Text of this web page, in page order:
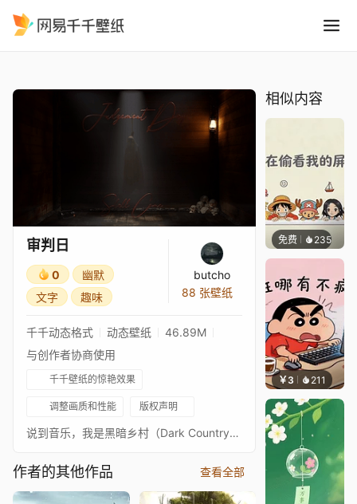
审判日
0
幽默
文字
趣味
butcho
88 张壁纸
千千动态格式 动态壁纸
46.89M
与创作者协商使用
千千壁纸的惊艳效果
调整画质和性能 版权声明
说到音乐，我是黑暗乡村（Dark Country）风格的超级粉丝。我非常喜欢这种带有黑暗主题的狂野西部风格的乡村/布鲁斯摇滚。几个月前，我在网上搜寻带有黑暗乡村图案的T恤，结果发现根本没有。也许这个风格太小众了，没有相关的T恤，所以我开始自己设计了一些图案。长话短说：我越是制作这些T恤，就越想把其中一些图片做成动态壁纸。我开始用3D工具搭建一座木屋，并装饰得有些压抑，更符合黑暗乡村的氛围。我完全理解这可能不是每个人的口味，但如果你决定进入这座荒野小屋，希望你能比这里那个没能及时逃出去的可怜灵魂更享受你的停留。^^下个壁纸见。壁纸原画来源：https://www.blendswap.com/blends/view/86279我用了很久以前在reddit上找到的一张粉丝画的一部分，但遗憾的是记不得链接了。我会再查查，如果找到会补充在这里。壁纸中的歌曲有：Blues Saraceno - Judgement Day Blues Saraceno - The Wicked Hozier - Arsonist's Lullabye Kari Kimmel - Black Mark Lanegan - St. Louis Elegy
作者的其他作品 查看全部
相似内容
免费 235渔小小
￥3 211 渔小小